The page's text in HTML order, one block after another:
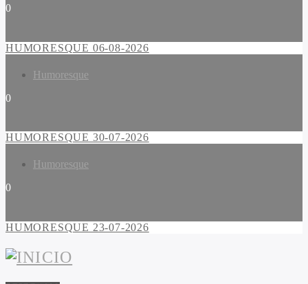
0
HUMORESQUE 06-08-2026
Humoresque
0
HUMORESQUE 30-07-2026
Humoresque
0
HUMORESQUE 23-07-2026